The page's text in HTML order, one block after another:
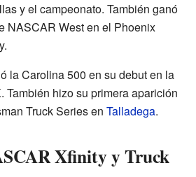
y el campeonato. También ganó
NASCAR West en el Phoenix
la Carolina 500 en su debut en la
También hizo su primera aparición
Truck Series en Talladega.
Xfinity y Truck